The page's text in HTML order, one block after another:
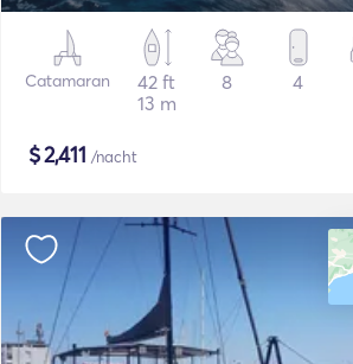
Catamaran
42 ft
13 m
8 4
$2,411 /nacht